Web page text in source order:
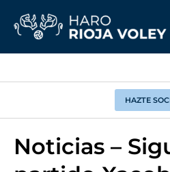
HAZTE
Noticias –